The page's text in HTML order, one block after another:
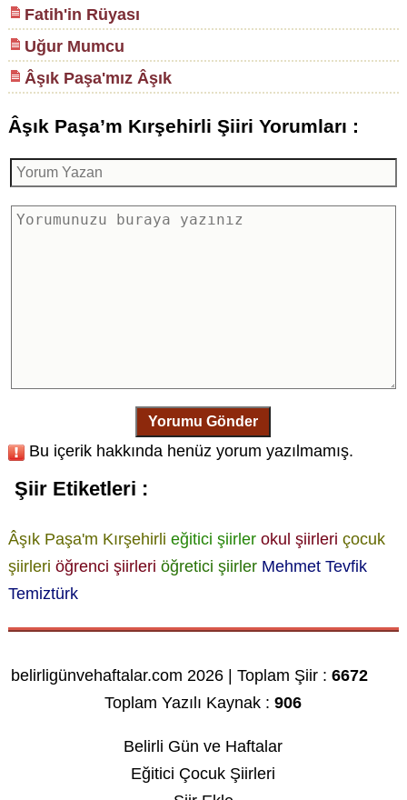
Fatih'in Rüyası
Uğur Mumcu
Âşık Paşa'mız Âşık
Âşık Paşa’m Kırşehirli Şiiri Yorumları :
Yorumu Gönder
Bu içerik hakkında henüz yorum yazılmamış.
Şiir Etiketleri :
Âşık Paşa'm Kırşehirli eğitici şiirler okul şiirleri çocuk
şiirleri öğrenci şiirleri öğretici şiirler Mehmet Tevfik
Temiztürk
belirligünvehaftalar.com 2026 | Toplam Şiir :6672
Toplam Yazılı Kaynak :906
Belirli Gün ve Haftalar
Eğitici Çocuk Şiirleri